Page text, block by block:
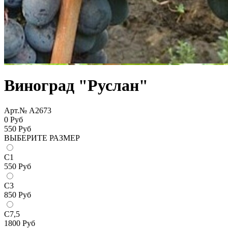
Виноград "Руслан"
Арт.№ A2673
0 Руб
550 Руб
ВЫБЕРИТЕ РАЗМЕР
С1
550 Руб
С3
850 Руб
С7,5
1800 Руб